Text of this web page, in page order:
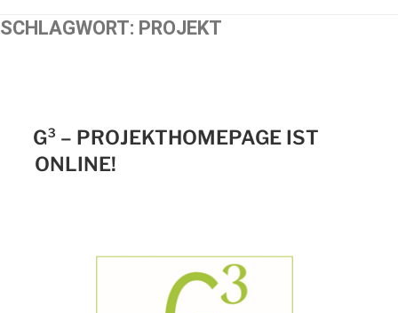
SCHLAGWORT: PROJEKT
G³ – PROJEKTHOMEPAGE IST
ONLINE!